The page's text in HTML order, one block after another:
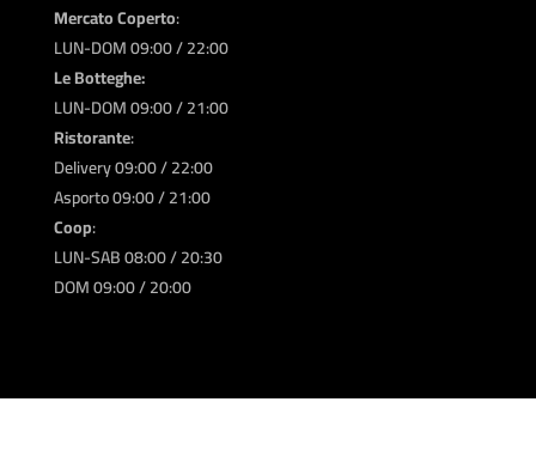
Mercato Coperto:
LUN-DOM 09:00 / 22:00
Le Botteghe:
LUN-DOM 09:00 / 21:00
Ristorante:
Delivery 09:00 / 22:00
Asporto 09:00 / 21:00
Coop:
LUN-SAB 08:00 / 20:30
DOM 09:00 / 20:00